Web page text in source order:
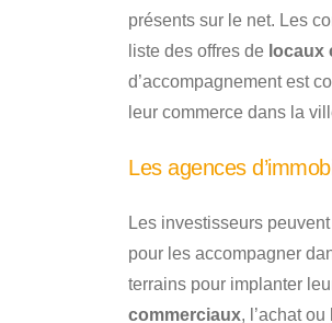
présents sur le net. Les
liste des offres de locaux
d’accompagnement est
leur commerce dans la
Les agences
Les investisseurs
pour les accompagner
terrains pour implanter
commerciaux, l’achat